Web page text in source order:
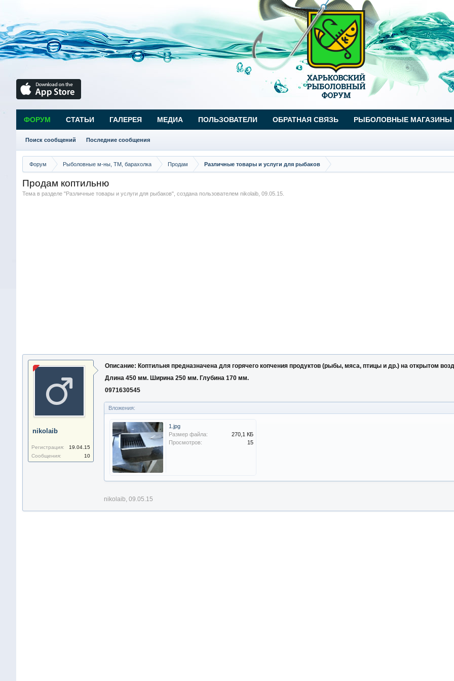
Форум Рыболовные м-ны, ТМ, барахолка Продам Различные товары и услуги для рыбаков
Продам коптильню
Тема в разделе "Различные товары и услуги для рыбаков", создана пользователем nikolaib, 09.05.15.
nikolaib
Регистрация:
19.04.15
Сообщения:
10
Описание: Коптильня предназначена для горячего копчения продуктов (рыбы, мяса, птицы и др.) на открытом
Длина 450 мм. Ширина 250 мм. Глубина 170 мм.
0971630545
Вложения:
1.jpg
Размер файла:
270,1 КБ
Просмотров:
15
nikolaib, 09.05.15
ФОРУМ
Поиск сообщений Последние сообщения
СТАТЬИ ГАЛЕРЕЯ МЕДИА ПОЛЬЗОВАТЕЛИ ОБРАТНАЯ СВЯЗЬ РЫБОЛОВНЫЕ МАГАЗИНЫ